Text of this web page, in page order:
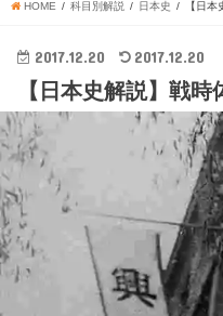
HOME 科目別解説 日本史 【日
2017.12.20 2017.12.20
【日本史解説】戦